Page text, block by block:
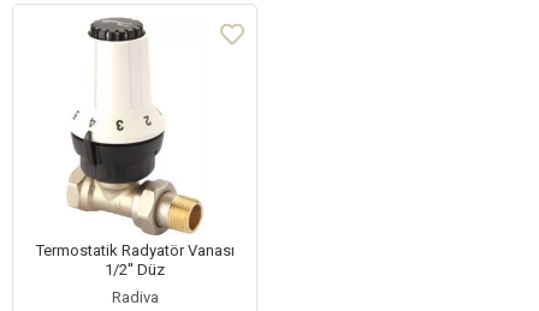
Termostatik Radyatör Vanası
1/2'' Düz
Radiva